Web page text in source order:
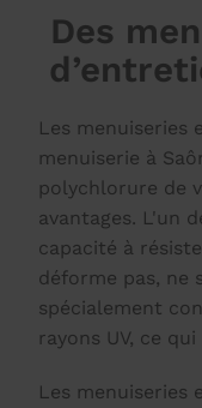
Des
Les menuiseries
menuiserie à
polychlorure de
avantages. L'un
capacité à
déforme pas, ne
spécialement
rayons UV, ce
Les menuiseries